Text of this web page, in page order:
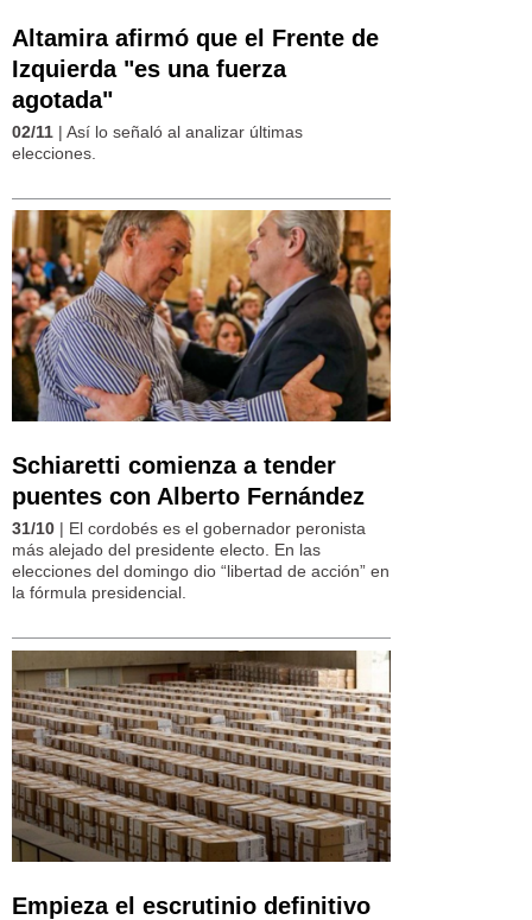
Altamira afirmó que el Frente de
Izquierda "es una fuerza
agotada"
02/11 | Así lo señaló al analizar últimas
elecciones.
Schiaretti comienza a tender
puentes con Alberto Fernández
31/10 | El cordobés es el gobernador peronista
más alejado del presidente electo. En las
elecciones del domingo dio “libertad de acción” en
la fórmula presidencial.
Empieza el escrutinio definitivo